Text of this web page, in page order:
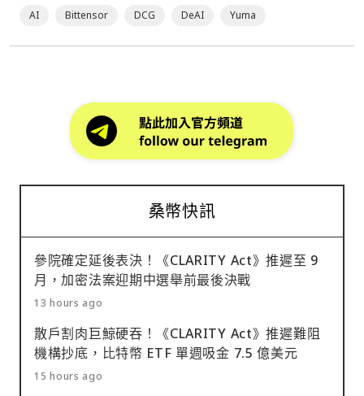
AI Bittensor DCG DeAI Yuma
桑幣快訊
參院確定延後表決！《CLARITY Act》推遲至 9
月，加密法案迎期中選舉前最後決戰
13 hours ago
散戶割肉巨鯨硬吞！《CLARITY Act》推遲難阻
機構抄底，比特幣 ETF 單週吸金 7.5 億美元
15 hours ago